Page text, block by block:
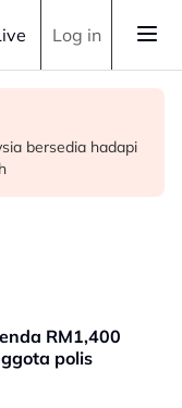
Log in
60 hektar,
berkaitan haba
bersedia hadapi
RM1,400
polis